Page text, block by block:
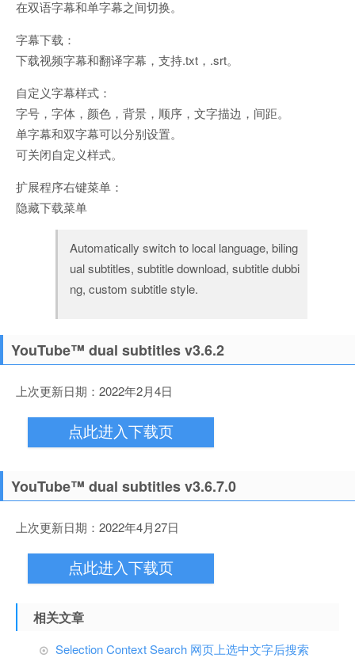
在双语字幕和单字幕之间切换。
字幕下载：
下载视频字幕和翻译字幕，支持.txt，.srt。
自定义字幕样式：
字号，字体，颜色，背景，顺序，文字描边，间距。
单字幕和双字幕可以分别设置。
可关闭自定义样式。
扩展程序右键菜单：
隐藏下载菜单
Automatically switch to local language, biling
ual subtitles, subtitle download, subtitle dubbi
ng, custom subtitle style.
YouTube™ dual subtitles v3.6.2
上次更新日期：2022年2月4日
点此进入下载页
YouTube™ dual subtitles v3.6.7.0
上次更新日期：2022年4月27日
点此进入下载页
相关文章
Selection Context Search 网页上选中文字后搜索